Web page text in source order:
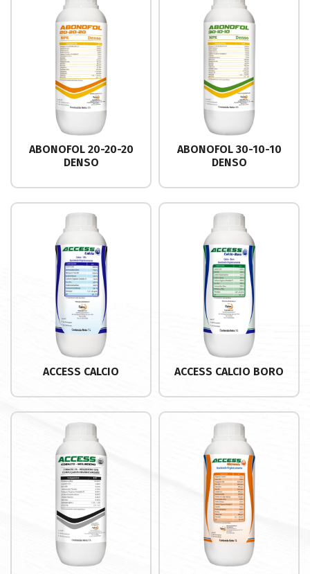
ABONOFOL 20-20-20
DENSO
ABONOFOL 30-10-10
DENSO
ACCESS CALCIO ACCESS CALCIO BORO